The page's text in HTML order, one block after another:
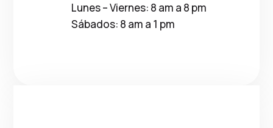
Lunes – Viernes: 8 am a 8 pm
Sábados: 8 am a 1 pm